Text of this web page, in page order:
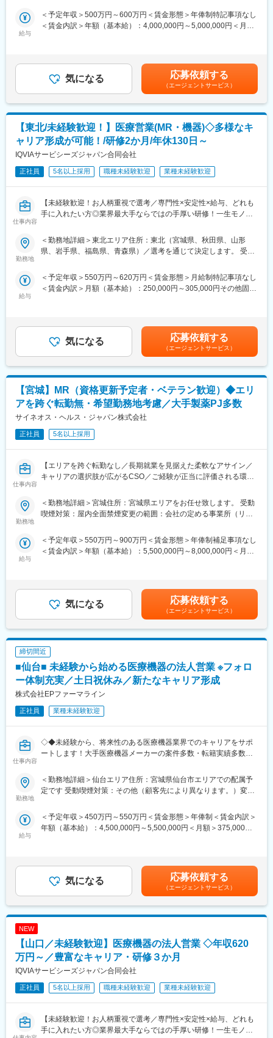
クトを提示します。家庭環境の変化など、フレキシブルにキャリ
アを形成しすることが可能です。
自身の成果や頑張りが客観的に評価され、年収に反映されます。
また、在籍年数が増えると永年勤続報奨金や四半期一時金などの
手当もアップします。つまり、やりがいや努力がきちんと報われ
る報酬制度になっています。
■同社について：
同社は、医療機器・製薬メーカーの営業領域を支援するCSOと呼
ばれる業種です。メーカーからのオーダーに対し自社の社員を派
遣しています。医療機器は製品によって営業スタイルが異なりま
た営業スタイルを探ることも可能です。
■キャリアパス
自身の志向性、働き方に応じて様々なキャリアパスがあります。1
性が開かれています。
■メーカー転籍のキャリアパス
プロジェクトによってはメーカーへ転籍の打診を受けることがあ
り、7割程の社員が実際に転籍打診を受けております。断って別の
プロジェクトに進むことも可能ですので、ずっと当社に残り様々
な経験を積んだり、何年か当社で働いて幅広い経験を積んでから
転籍する、といった幅広いキャリアパスがございます。
■同社(CSO)で働くメリット
得ることができます。それにより自身の可能性を大きく伸ばすこ
とができます。
期にキャリアを積むことができます。努力と能力によって、給与
もポジションも上げることができます。
クトを提示します。家庭環境の変化など、フレキシブルにキャリ
アを形成しすることが可能です。
自身の成果や頑張りが客観的に評価され、年収に反映されます。
また、在籍年数が増えると永年勤続報奨金や四半期一時金などの
手当もアップします。つまり、やりがいや努力がきちんと報われ
る報酬制度になっています。
■同社について：
同社は、医療機器・製薬メーカーの営業領域を支援するCSOと呼
ばれる業種です。メーカーからのオーダーに対し自社の社員を派
遣しています。医療機器は製品によって営業スタイルが異なりま
た営業スタイルを探ることも可能です。
給与
＜予定年収＞500万円～600万円＜賃金形態＞年俸制特記事項なし
＜賃金内訳＞年額（基本給）：4,000,000円～5,000,000円＜月額
賃金はあくまでも目安の金額であり、選考を通じて上下する可能
性があります。月給(月額)は固定手当を含めた表記です。
気になる 応募依頼する
（エージェントサービス）
【東北/未経験歓迎！】医療営業(MR・機器)◇多様なキ
ャリア形成が可能！/研修2か月/年休130日～
IQVIAサービシーズジャパン合同会社
正社員 5名以上採用 職種未経験歓迎 業種未経験歓迎
仕事内容
【未経験歓迎！お人柄重視で選考／専門性×安定性×給与、どれも
手に入れたい方◎業界最大手ならではの手厚い研修！一生モノの
パス豊富】
職です。IQVIAのお客様である国内医薬品メーカーにて、医薬品の
営業活動を行っていただきます。
■入社後の流れ
まずはご入社から2か月間MR導入研修を受講し、MR資格を取得
していただきます。
資格取得と聞くとハードルが高く思われる方もいるかもしれませ
んが、当社の取得率は業界平均より20%ほど高い95%程度を維持
しています。
文理問わず一から学べる環境を整えているため、専門知識は入社
後に身に付ける意欲があれば問題ございません。
社員の活躍事例についての詳細は、是非こちらのURLも併せてご
覧ください。
■具体的な業務
すでに取引のある病院の医師や薬剤師に向け、医薬品の効果や副
ン活動を行っていただきます。メインの業務は情報提供となるた
め、価格交渉・納品・注文書の対応等は基本的に発生せず、営業
り、過度なプレッシャーなく顧客とじっくり関係構築が可能で
す。
社用車を利用して自宅から病院へ直行直帰の働き方となるため、
柔軟にスケジュール調整が可能です。年間休日130日に加えて有
給取得もしやすく、年間140日ほど休んでいる方も多くいます。
■将来的なキャリア：
医療営業として専門性を磨き管理職を目指すのはもちろん、他事
業部やグループ会社への異動実績も豊富にございます。（※病院の
経営コンサル、医薬品メーカーのマーケティング支援、人事担当
者などの管理部門）
営業経験を活かして様々なキャリアプランを実現できるのは、当
社ならではの強みです。
勤務地
＜勤務地詳細＞東北エリア住所：東北（宮城県、秋田県、山形
県、岩手県、福島県、青森県）／選考を通じて決定します。 受動
給与
＜予定年収＞550万円～620万円＜賃金形態＞月給制特記事項なし
＜賃金内訳＞月額（基本給）：250,000円～305,000円その他固定
手当支給する。【補足】プロジェクト稼働手当(35,000円)、外勤
日当（1日1,500円／外勤3.5時間以上）■変動賞与制（6月・12
月・3月）※平均実績6ヶ月分■インセンティブ：3月（対象者）賃
金はあくまでも目安の金額であり、選考を通じて上下する可能性
があります。月給(月額)は固定手当を含めた表記です。
気になる 応募依頼する
（エージェントサービス）
【宮城】MR（資格更新予定者・ベテラン歓迎）◆エリ
アを跨ぐ転勤無・希望勤務地考慮／大手製薬PJ多数
サイネオス・ヘルス・ジャパン株式会社
正社員 5名以上採用
仕事内容
【エリアを跨ぐ転勤なし／長期就業を見据えた柔軟なアサイン／
キャリアの選択肢が広がるCSO／ご経験が正当に評価される環
【はじめに】
～50代まで幅広く活躍しており、長期就業も叶う環境です。
医師、薬剤師に課題解決するための医薬品情報を提供、副作用情
報を収集を行っていただきます。
《具体的には...》
■新薬のプロモーション
■長期収載品の市場拡大
■ジェネリック医薬品のプロモーション
※プロジェクトの状況によっては、選考保留（ご紹介できるプロジ
ェクトが出るまで保留）となる場合もございますのであらかじめ
ご認識の程よろしくお願いします※
【魅力ポイント】
初任地希望だけでなく、エリアを跨いでの転勤はないため、転勤
負担が軽減できます。2ndプロジェクト以降も希望や適性に応じ
■キャリアの選択肢を広げる働き方：
スペシャリティ領域への挑戦、新薬PJなど市場価値を高める機
を通じて、その時々に応じたプロジェクトを提示するなどフレキ
シブルにキャリアが形成できます。その他、本社部門（マネージ
自身の成果や頑張りが客観的に評価され、年収に反映されます。
また、在籍年数が増えると永年勤続報奨金や四半期一時金などの
手当もアップします。つまり、やりがいや努力がきちんと報われ
る報酬制度になっています。
配属後は担当マネージャーが丁寧に支援します。日々の仕事の悩
みや、キャリア形成の相談等、伴走者として活躍をサポートしま
す。また知識・スキルレベルを上げるために様々な研修をご用意
しています。
変更の範囲：会社の定める業務
勤務地
＜勤務地詳細＞宮城住所：宮城県エリアをお任せ致します。 受動
喫煙対策：屋内全面禁煙変更の範囲：会社の定める事業所（リモ
給与
＜予定年収＞550万円～900万円＜賃金形態＞年俸制補足事項なし
＜賃金内訳＞年額（基本給）：5,500,000円～8,000,000円＜月額
度支給）※ただし支給条件有。賃金はあくまでも目安の金額であ
り、選考を通じて上下する可能性があります。月給(月額)は固定手
当を含めた表記です。
気になる 応募依頼する
（エージェントサービス）
締切間近
■仙台■ 未経験から始める医療機器の法人営業 ※フォロ
ー体制充実／土日祝休み／新たなキャリア形成
株式会社EPファーマライン
正社員 業種未経験歓迎
仕事内容
◇◆未経験から、将来性のある医療機器業界でのキャリアをサポ
ートします！大手医療機器メーカーの案件多数・転籍実績多数
【はじめに／CSOとは】
業とは、クライアントである国内の医療機器メーカーの営業機能
を一部EPファーマラインにて代行するサービスのことで、今回の
【業務内容】
病院の医師や看護師、臨床工学技士などの医療従事者対し、情報
提供と提案営業を担当頂きます！基本的には既存顧客向けのルー
ト営業がメイン(一部新規あり)で、直行直帰の勤務が多く、自身で
スケジュール管理が可能なため、メリハリがある働き方ができま
多くの方が未経験からキャリアチェンジをされておりますが、医
療機器の使用方法の提案から、治療現場でのサポートまで、一貫
して医療現場に携わることができ、非常に社会貢献性を感じられ
るお仕事です！
【EPファーマラインでキャリアを築くメリット】
他社では見かけないような大手メーカーの案件や最先端製品の案
件を保有しています。また原則、将来的にクライアント先への転
勤務地
＜勤務地詳細＞仙台エリア住所：宮城県仙台市エリアでの配属予
定です 受動喫煙対策：その他（顧客先により異なります。）変更
給与
＜予定年収＞450万円～550万円＜賃金形態＞年俸制＜賃金内訳＞
年額（基本給）：4,500,000円～5,500,000円＜月額＞375,000円
気になる 応募依頼する
（エージェントサービス）
NEW
【山口／未経験歓迎】医療機器の法人営業 ◇年収620
万円～／豊富なキャリア・研修３か月
IQVIAサービシーズジャパン合同会社
正社員 5名以上採用 職種未経験歓迎 業種未経験歓迎
【未経験歓迎！お人柄重視で選考／専門性×安定性×給与、どれも
手に入れたい方◎業界最大手ならではの手厚い研修！一生モノの